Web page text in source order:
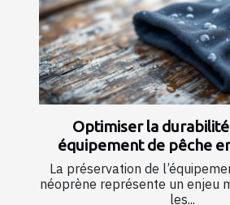
Optimiser la
équipement de pêche
La préservation de
néoprène représente un enjeu
les...